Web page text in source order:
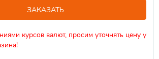
ЗАКАЗАТЬ
курсов валют, просим уточнять цену у